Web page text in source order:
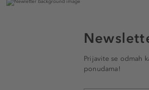
Prijavite se odmah
ponudama!